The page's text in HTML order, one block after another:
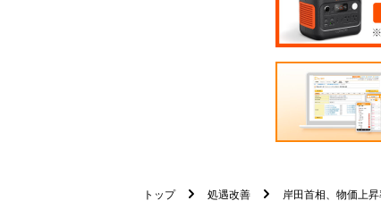
トップ 処遇改善 岸田首相、物価上